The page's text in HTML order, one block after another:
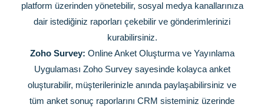
platform üzerinden yönetebilir, sosyal medya kanallarınıza
dair istediğiniz raporları çekebilir ve gönderimlerinizi
kurabilirsiniz.
Zoho Survey: Online Anket Oluşturma ve Yayınlama
Uygulaması Zoho Survey sayesinde kolayca anket
oluşturabilir, müşterilerinizle anında paylaşabilirsiniz ve
tüm anket sonuç raporlarını CRM sisteminiz üzerinde